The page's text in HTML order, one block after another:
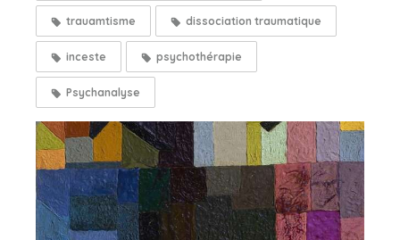
trauamtisme dissociation traumatique
inceste psychothérapie
Psychanalyse